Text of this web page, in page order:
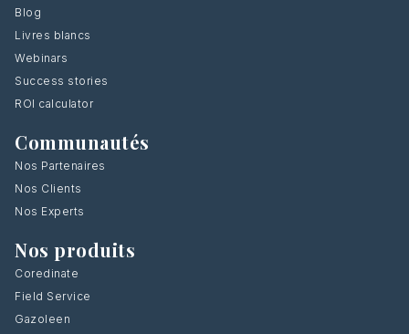
Blog
Livres blancs
Webinars
Success stories
ROI calculator
Communautés
Nos Partenaires
Nos Clients
Nos Experts
Nos produits
Coredinate
Field Service
Gazoleen